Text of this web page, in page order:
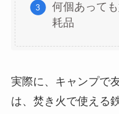
何個あって
耗品
実際に、キャンプで
は、焚き火で使える